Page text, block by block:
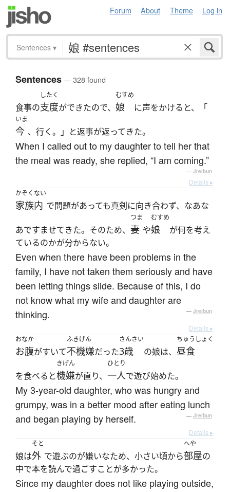
Forum About Theme Log in
Sentences ▾
Sentences— 328 found
食事の
したく
支度ができたので、
むすめ
娘 に声をかけると、「
いま
今 、行く。」と返事が返ってきた。
When I called out to my daughter to tell her that
the meal was ready, she replied, “I am coming.”
— Jreibun
Details ▸
かぞくない
家族内 で問題があっても真剣に向き合わず、なあな
あですませてきた。そのため、
つま
妻 や
むすめ
娘
が何を考え
ているのかが分からない。
Even when there have been problems in the
family, I have not taken them seriously and have
been letting things slide. Because of this, I do
not know what my wife and daughter are
thinking.
— Jreibun
Details ▸
おなか
お腹がすいて
ふきげん
不機嫌だった
さんさい
3歳 の娘は、
ちゅうしょく
昼食
を食べると
きげん
機嫌が直り、
ひとり
一人で遊び始めた。
My 3-year-old daughter, who was hungry and
grumpy, was in a better mood after eating lunch
and began playing by herself.
— Jreibun
Details ▸
娘は
そと
外 で遊ぶのが嫌いなため、小さい頃から
へや
部屋の
中で本を読んで過ごすことが多かった。
Since my daughter does not like playing outside,